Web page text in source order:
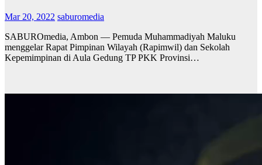
Mar 20, 2022 saburomedia
SABUROmedia, Ambon — Pemuda Muhammadiyah Maluku
menggelar Rapat Pimpinan Wilayah (Rapimwil) dan Sekolah
Kepemimpinan di Aula Gedung TP PKK Provinsi…